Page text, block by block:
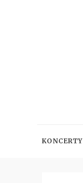
KONCERTY